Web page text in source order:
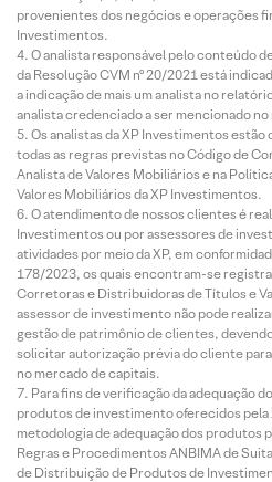
provenientes dos negócios e operações
Investimentos.
O analista responsável pelo conteúdo
da Resolução CVM nº 20/2021 está
a indicação de mais um analista no
analista credenciado a ser mencionado
Os analistas da XP Investimentos
todas as regras previstas no Código de
Analista de Valores Mobiliários e na
Valores Mobiliários da XP Investimentos.
O atendimento de nossos clientes é
Investimentos ou por assessores de
atividades por meio da XP, em
178/2023, os quais encontram-se
Corretoras e Distribuidoras de Títulos e
assessor de investimento não pode
gestão de patrimônio de clientes,
solicitar autorização prévia do cliente
no mercado de capitais.
Para fins de verificação da adequação
produtos de investimento oferecidos
metodologia de adequação dos produtos
Regras e Procedimentos ANBIMA de
de Distribuição de Produtos de